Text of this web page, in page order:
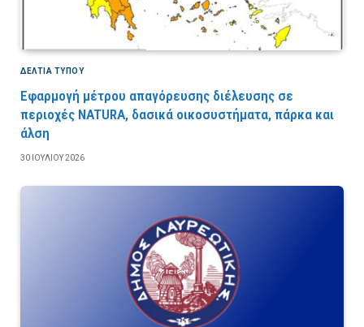
ΔΕΛΤΙΑ ΤΥΠΟΥ
Εφαρμογή μέτρου απαγόρευσης διέλευσης σε
περιοχές NATURA, δασικά οικοσυστήματα, πάρκα και
άλση
30 ΙΟΥΛΊΟΥ 2026